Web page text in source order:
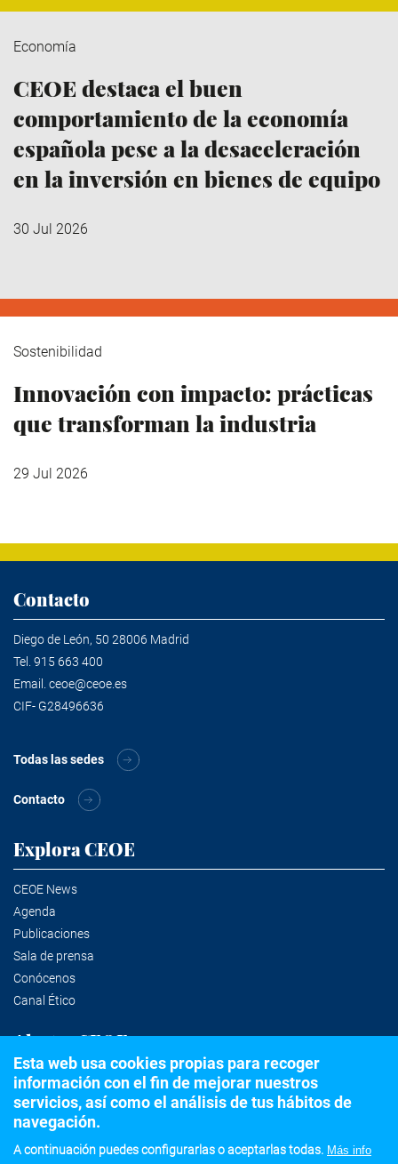
Economía
CEOE destaca el buen
comportamiento de la economía
española pese a la desaceleración
en la inversión en bienes de equipo
30 Jul 2026
Sostenibilidad
Innovación con impacto: prácticas
que transforman la industria
29 Jul 2026
Contacto
Diego de León, 50 28006 Madrid
Tel. 915 663 400
Email. ceoe@ceoe.es
CIF- G28496636
Todas las sedes
Contacto
Explora CEOE
CEOE News
Agenda
Publicaciones
Sala de prensa
Conócenos
Canal Ético
Alertas CEOE
Suscríbete a la newsletter
Esta web usa cookies propias para recoger
información con el fin de mejorar nuestros
servicios, así como el análisis de tus hábitos de
navegación.
A continuación puedes configurarlas o aceptarlas todas. Más info